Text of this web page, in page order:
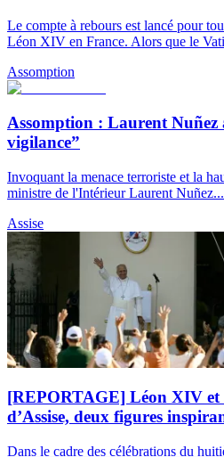
Le compte à rebours est lancé pour
Léon XIV en France. Alors que le
Assomption
Assomption : Laurent Nuñez
vigilance”
Invoquant la menace terroriste et la
ministre de l'Intérieur Laurent Nuñez...
Assise
[REPORTAGE] Léon XIV et
d’Assise, deux figures
Dans le cadre des célébrations du